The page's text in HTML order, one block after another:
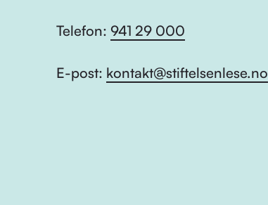
Telefon: 941 29 000
E-post: kontakt@stiftelsenlese.no